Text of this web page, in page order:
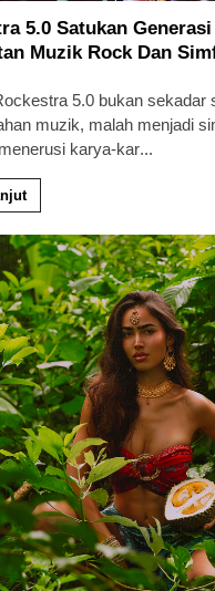
5.0 Satukan
Muzik Rock Dan
5.0 bukan sekadar
muzik, malah menjadi
karya-kar...